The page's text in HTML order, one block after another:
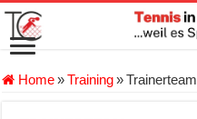
Home»Training»Trainerteam